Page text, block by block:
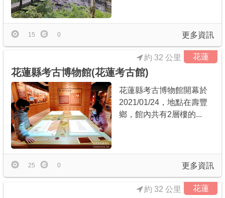
更多資訊
15 0
花蓮
花蓮縣考古博物館(花蓮考古館)
約 32 公里
花蓮縣考古博物館開幕於
2021/01/24，地點在壽豐
鄉，館內共有2層樓的...
更多資訊
25 0
花蓮
約 32 公里